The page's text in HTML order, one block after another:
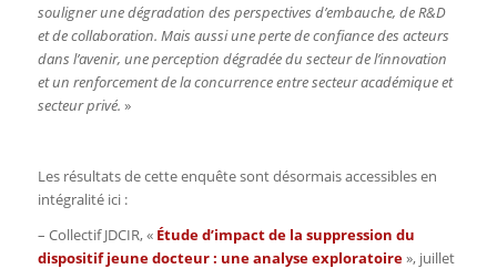
souligner une dégradation des perspectives d’embauche, de R&D
et de collaboration. Mais aussi une perte de confiance des acteurs
dans l’avenir, une perception dégradée du secteur de l’innovation
et un renforcement de la concurrence entre secteur académique et
secteur privé. »
Les résultats de cette enquête sont désormais accessibles en
intégralité ici :
– Collectif JDCIR, « Étude d’impact de la suppression du
dispositif jeune docteur : une analyse exploratoire», juillet